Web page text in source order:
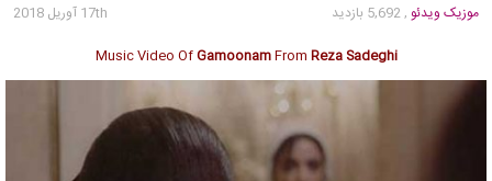
موزیک ویدئو , 5,692 بازدید
17th آوریل 2018
Music Video OfGamoonamFrom Reza Sadeghi